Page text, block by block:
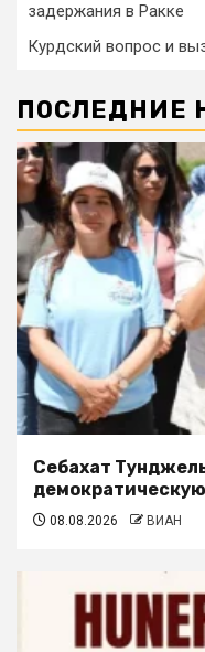
задержания в Ракке
Курдский вопрос и
ПОСЛЕДНИЕ
Себахат
08.08.2026 ВИАН